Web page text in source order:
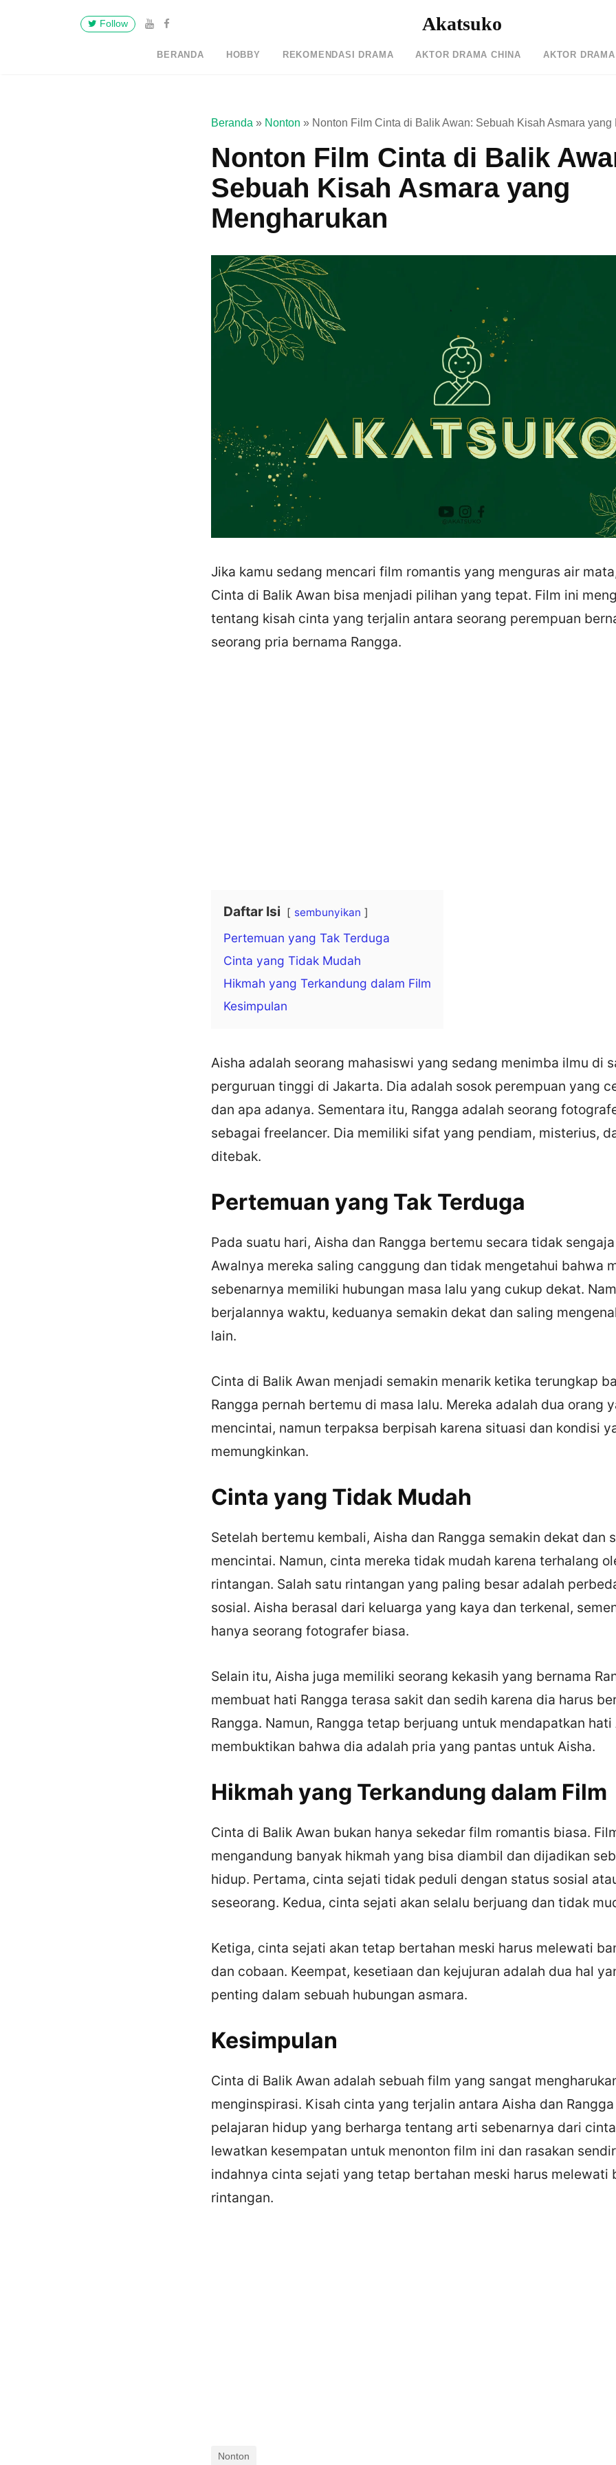
Follow Akatsuko
BERANDA HOBBY REKOMENDASI DRAMA AKTOR DRAMA CHINA AKTOR
Beranda » Nonton » Nonton Film Cinta di Balik Awan: Sebuah Kisah Asmara yang
Nonton Film Cinta di Balik
Sebuah Kisah Asmara yang
Mengharukan
Jika kamu sedang mencari film romantis yang menguras air
Cinta di Balik Awan bisa menjadi pilihan yang tepat. Film ini
tentang kisah cinta yang terjalin antara seorang perempuan
seorang pria bernama Rangga.
Daftar Isi sembunyikan
Pertemuan yang Tak Terduga
Cinta yang Tidak Mudah
Hikmah yang Terkandung dalam Film
Kesimpulan
Aisha adalah seorang mahasiswi yang sedang menimba ilmu di
perguruan tinggi di Jakarta. Dia adalah sosok perempuan yang
dan apa adanya. Sementara itu, Rangga adalah seorang
sebagai freelancer. Dia memiliki sifat yang pendiam, misterius,
ditebak.
Pertemuan yang Tak Terduga
Pada suatu hari, Aisha dan Rangga bertemu secara tidak
Awalnya mereka saling canggung dan tidak mengetahui bahwa
sebenarnya memiliki hubungan masa lalu yang cukup dekat.
berjalannya waktu, keduanya semakin dekat dan saling
lain.
Cinta di Balik Awan menjadi semakin menarik ketika terungkap
Rangga pernah bertemu di masa lalu. Mereka adalah dua orang
mencintai, namun terpaksa berpisah karena situasi dan kondisi
memungkinkan.
Cinta yang Tidak Mudah
Setelah bertemu kembali, Aisha dan Rangga semakin dekat dan
mencintai. Namun, cinta mereka tidak mudah karena terhalang
rintangan. Salah satu rintangan yang paling besar adalah
sosial. Aisha berasal dari keluarga yang kaya dan terkenal,
hanya seorang fotografer biasa.
Selain itu, Aisha juga memiliki seorang kekasih yang bernama
membuat hati Rangga terasa sakit dan sedih karena dia harus
Rangga. Namun, Rangga tetap berjuang untuk mendapatkan hati
membuktikan bahwa dia adalah pria yang pantas untuk Aisha.
Hikmah yang Terkandung dalam Film
Cinta di Balik Awan bukan hanya sekedar film romantis biasa.
mengandung banyak hikmah yang bisa diambil dan dijadikan
hidup. Pertama, cinta sejati tidak peduli dengan status sosial
seseorang. Kedua, cinta sejati akan selalu berjuang dan tidak
Ketiga, cinta sejati akan tetap bertahan meski harus melewati
dan cobaan. Keempat, kesetiaan dan kejujuran adalah dua hal
penting dalam sebuah hubungan asmara.
Kesimpulan
Cinta di Balik Awan adalah sebuah film yang sangat
menginspirasi. Kisah cinta yang terjalin antara Aisha dan
pelajaran hidup yang berharga tentang arti sebenarnya dari
lewatkan kesempatan untuk menonton film ini dan rasakan
indahnya cinta sejati yang tetap bertahan meski harus melewati
rintangan.
Nonton